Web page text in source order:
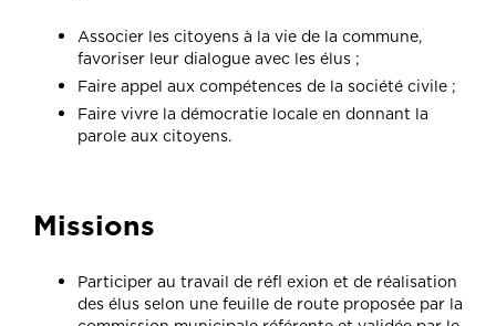
Associer les citoyens à la vie de la commune,
favoriser leur dialogue avec les élus ;
Faire appel aux compétences de la société civile ;
Faire vivre la démocratie locale en donnant la
parole aux citoyens.
Missions
Participer au travail de réfl exion et de réalisation
des élus selon une feuille de route proposée par la